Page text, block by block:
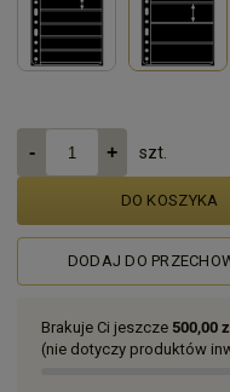
szt.
DO KOSZYKA
DODAJ DO
Brakuje Ci jeszcze 500,00
(nie dotyczy produktów